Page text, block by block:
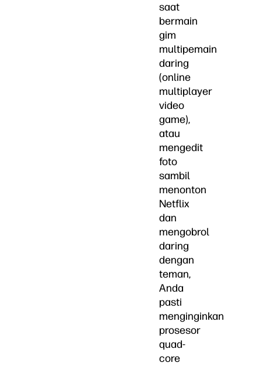
saat
bermain
gim
multipemain
daring
(online
multiplayer
video
game),
atau
mengedit
foto
sambil
menonton
Netflix
dan
mengobrol
daring
dengan
teman,
Anda
pasti
menginginkan
prosesor
quad-
core